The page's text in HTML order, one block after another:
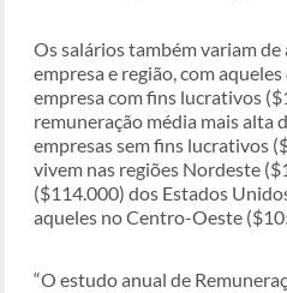
Os salários também variam
empresa e região, com
empresa com fins lucrativos
remuneração média mais alta
empresas sem fins lucrativos
vivem nas regiões Nordeste
($114.000) dos Estados
aqueles no Centro-Oeste
“O estudo anual de